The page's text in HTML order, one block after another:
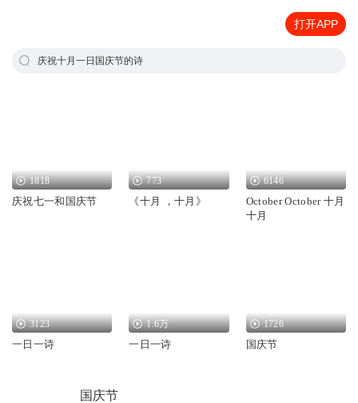
打开APP
庆祝十月一日国庆节的诗
1818
庆祝七一和国庆节
773
《十月 ，十月》
6146
October October 十月
十月
3123
一日一诗
1.6万
一日一诗
1726
国庆节
国庆节